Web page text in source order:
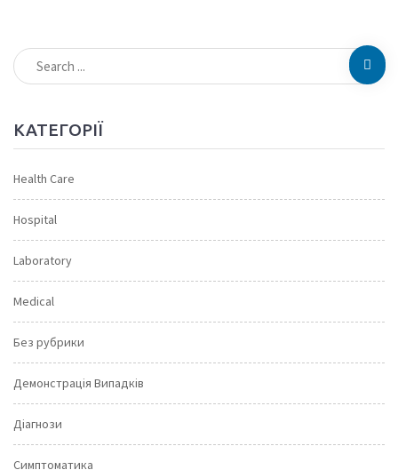
КАТЕГОРІЇ
Health Care
Hospital
Laboratory
Medical
Без рубрики
Демонстрація Випадків
Діагнози
Симптоматика